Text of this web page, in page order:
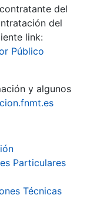
del
del
link:
Público
y algunos
Particulares
Técnicas